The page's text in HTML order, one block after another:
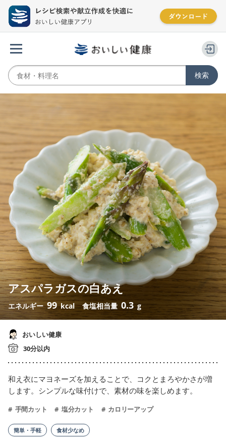
アスパラガスの白あえ
エネルギー99 kcal 食塩相当量 0.3 g
おいしい健康
30分以内
和え衣にマヨネーズを加えることで、コクとまろやかさが増
します。シンプルな味付けで、素材の味を楽しめます。
手間カット 塩分カット カロリーアップ
簡単・手軽 食材少なめ